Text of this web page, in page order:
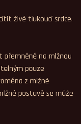
živé tlukoucí srdce.
přemněně na mlžnou
pouze
z mlžné
postavě se může